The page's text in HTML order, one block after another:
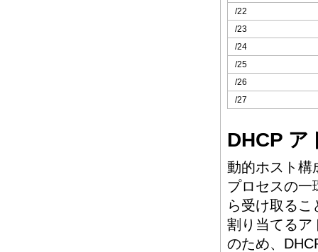
/22
/23
/24
/25
/26
/27
DHCP ア
動的ホスト構
プロセスの一
ら受け取る
割り当てるア
のため、